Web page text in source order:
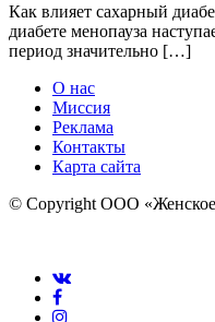
Как влияет сахарный
диабете менопауза
период значительно […]
О нас
Миссия
Реклама
Контакты
Карта сайта
© Copyright ООО «Женское